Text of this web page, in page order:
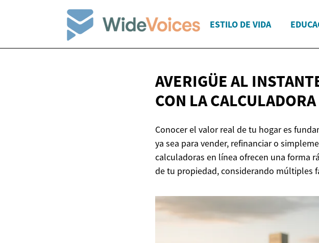
ESTILO DE VIDA
AVERIGÜE AL
CON LA CALCULADORA
Conocer el valor real de tu hogar es
ya sea para vender, refinanciar o
calculadoras en línea ofrecen una forma
de tu propiedad, considerando múltiples